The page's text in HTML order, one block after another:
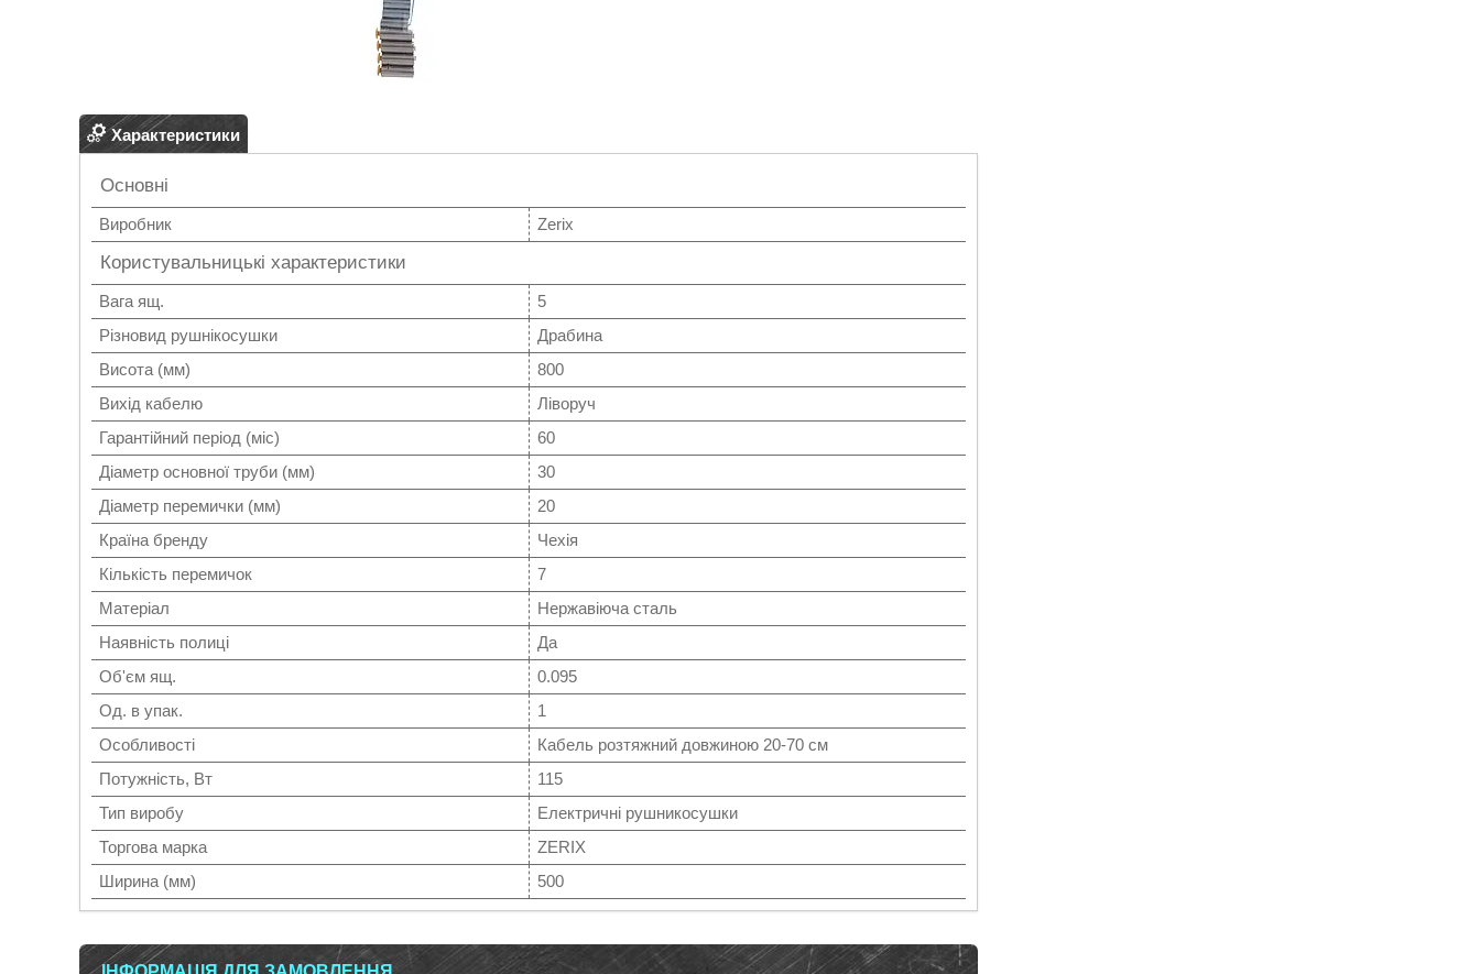
Характеристики
Основні
Виробник Zerix
Користувальницькі характеристики
Вага ящ.
5
Різновид рушнікосушки
Драбина
Висота (мм)
800
Вихід кабелю
Ліворуч
Гарантійний період (міс)
60
Діаметр основної труби (мм)
30
Діаметр перемички (мм)
20
Країна бренду
Чехія
Кількість перемичок
7
Матеріал
Нержавіюча сталь
Наявність полиці
Да
Об'єм ящ.
0.095
Од. в упак.
1
Особливості
Кабель розтяжний довжиною 20-70 см
Потужність, Вт
115
Тип виробу
Електричні рушникосушки
Торгова марка
ZERIX
Ширина (мм)
500